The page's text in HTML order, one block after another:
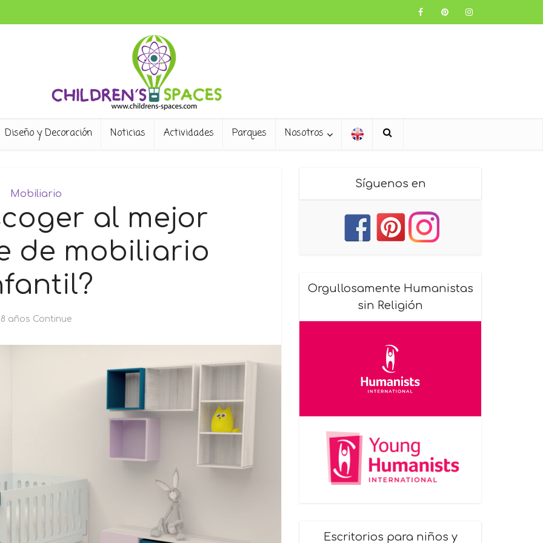
Diseño y Decoración Noticias Actividades Parques Nosotros
Mobiliario
al mejor
de mobiliario
8 años Continue
Síguenos en
Orgullosamente Humanistas
sin Religión
Escritorios para niños y